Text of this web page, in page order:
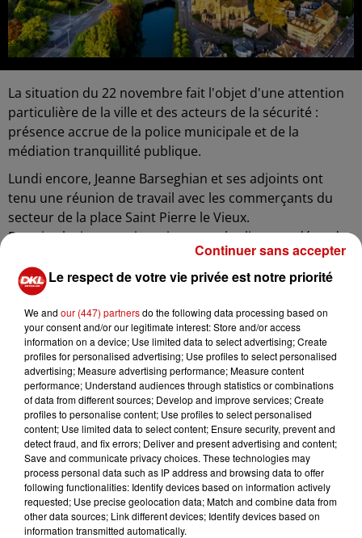
La situation du 22 novembre fait l'objet d'une attention
particulière de la ville et des acteurs de la sécurité :
présence accrue de la police municipale et de la
médiation tranquillité publique.
Lundi encore, Jeanne Barseghian et ses adjoints ont
tenu une réunion de travail avec les commerçants du
secteur de la place Saint Pierre le Vieux.
Depuis plusieurs mois maintenant, le climat se dégrade
par la consommation d'alcool, voire de substances
illicites, de quoi créer des comportements bruyants et
gênants, voire incivils pour le moins.
L'an dernier, 228 mains courantes, 158 interventions sur
appel et 67 procédures sur ce site ont été enregistrées
par la police municipale.
Afin de soutenir les efforts de la police et de la justice, la
maire Jeanne Barseghian, a pris un arrêté interdisant la
consommation d'alcool troublant l'ordre public sur la
voie publique dans le secteur. Le nouvel arrêté couvre la
période du 1ᵉʳ octobre au 30 avril, en complément de
l'arrêté de 2016 qui portait de mai à septembre. Ce qui
veut dire qu'il n'y a plus d'alcool troublant l'ordre public
toute l'année, autour de la place Saint Pierre le Vieux.
Le respect de votre vie privée est notre priorité
We and our (447) partnersdo the following data processing based on
your consent and/or our legitimate interest: Store and/or access
information on a device; Use limited data to select advertising; Create
profiles for personalised advertising; Use profiles to select personalised
advertising; Measure advertising performance; Measure content
performance; Understand audiences through statistics or combinations
of data from different sources; Develop and improve services; Create
profiles to personalise content; Use profiles to select personalised
content; Use limited data to select content; Ensure security, prevent and
detect fraud, and fix errors; Deliver and present advertising and content;
Save and communicate privacy choices. These technologies may
process personal data such as IP address and browsing data to offer
following functionalities: Identify devices based on information actively
requested; Use precise geolocation data; Match and combine data from
other data sources; Link different devices; Identify devices based on
information transmitted automatically.
Continuer sans accepter